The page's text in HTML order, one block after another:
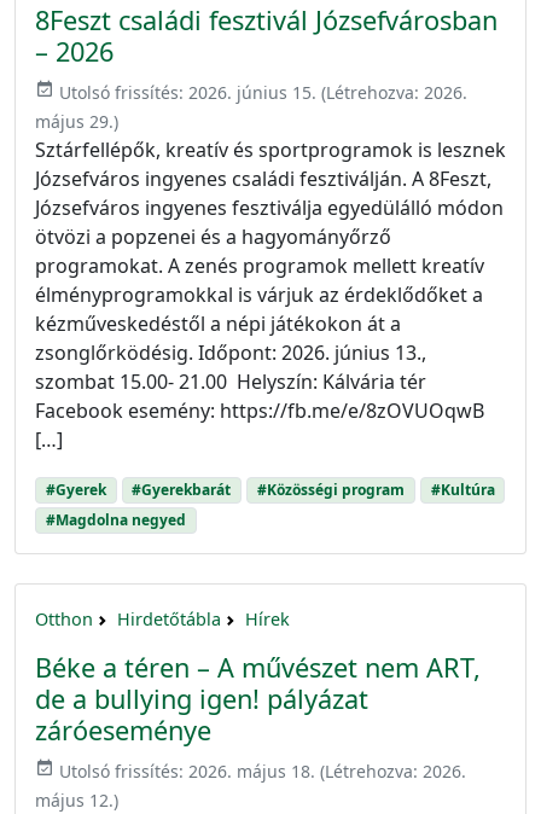
8Feszt családi fesztivál Józsefvárosban
– 2026
event_available Utolsó frissítés: 2026. június 15. (Létrehozva: 2026.
május 29.)
Sztárfellépők, kreatív és sportprogramok is lesznek
Józsefváros ingyenes családi fesztiválján. A 8Feszt,
Józsefváros ingyenes fesztiválja egyedülálló módon
ötvözi a popzenei és a hagyományőrző
programokat. A zenés programok mellett kreatív
élményprogramokkal is várjuk az érdeklődőket a
kézműveskedéstől a népi játékokon át a
zsonglőrködésig. Időpont: 2026. június 13.,
szombat 15.00- 21.00 Helyszín: Kálvária tér
Facebook esemény: https://fb.me/e/8zOVUOqwB
[…]
#Gyerek #Gyerekbarát #Közösségi program
#Kultúra
#Magdolna negyed
Otthon Hirdetőtábla Hírek
Béke a téren – A művészet nem ART,
de a bullying igen! pályázat
záróeseménye
event_available Utolsó frissítés: 2026. május 18. (Létrehozva: 2026.
május 12.)